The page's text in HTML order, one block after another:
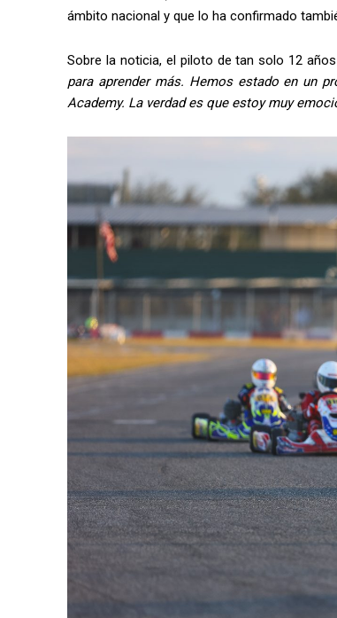
ámbito nacional y que lo ha confirmado
Sobre la noticia, el piloto de tan solo 12
para aprender más. Hemos estado en un
Academy. La verdad es que estoy muy